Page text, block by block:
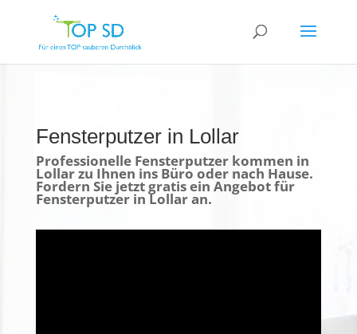
Fensterputzer in Lollar
Professionelle Fensterputzer kommen in
Lollar zu Ihnen ins Büro oder nach Hause.
Fordern Sie jetzt gratis ein Angebot für
Fensterputzer in Lollar an.